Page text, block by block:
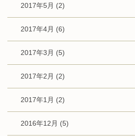
2017年5月 (2)
2017年4月 (6)
2017年3月 (5)
2017年2月 (2)
2017年1月 (2)
2016年12月 (5)